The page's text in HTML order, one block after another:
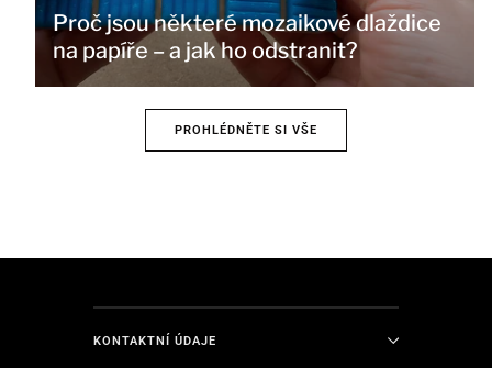
Proč jsou některé mozaikové dlaždice
na papíře – a jak ho odstranit?
PROHLÉDNĚTE SI VŠE
KONTAKTNÍ ÚDAJE